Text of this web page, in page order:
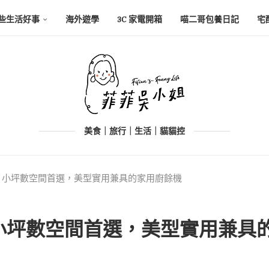
生活好事 海外遊學 3C 家電開箱 喵二哥包養日記 宅
美食｜旅行｜生活｜貓貓控
坪數空間首選，美型實用兼具的家用廚餘機
坪數空間首選，美型實用兼具